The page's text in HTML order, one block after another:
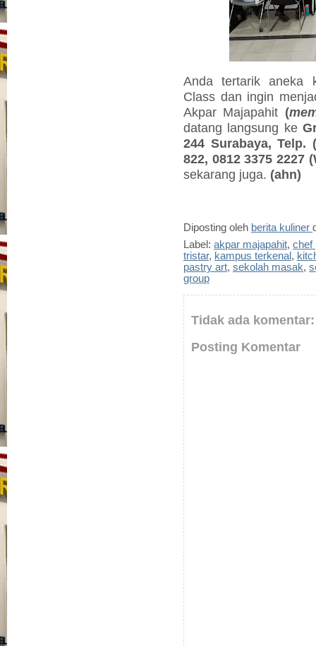
Anda tertarik aneka
Class dan ingin
Akpar Majapahit (
datang langsung ke
244 Surabaya, Telp.
822, 0812 3375 2227
sekarang juga. (ahn)
Diposting oleh berita kuliner
Label: akpar majapahit, chef
tristar, kampus terkenal,
pastry art, sekolah masak,
group
Tidak ada komentar:
Posting Komentar